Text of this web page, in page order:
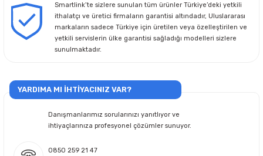
Smartlink’te sizlere sunulan tüm ürünler Türkiye’deki yetkili
ithalatçı ve üretici firmaların garantisi altındadır, Uluslararası
markaların sadece Türkiye için üretilen veya özelleştirilen ve
yetkili servislerin ülke garantisi sağladığı modelleri sizlere
sunulmaktadır.
YARDIMA MI İHTİYACINIZ VAR?
Danışmanlarımız sorularınızı yanıtlıyor ve
ihtiyaçlarınıza profesyonel çözümler sunuyor.
0850 259 21 47